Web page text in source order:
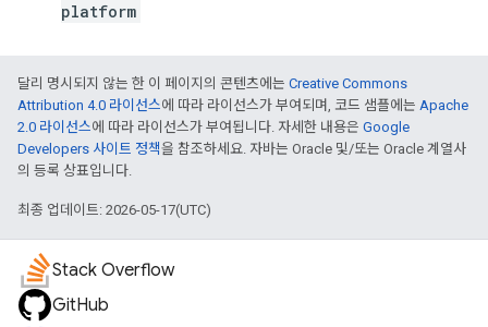
platform
달리 명시되지 않는 한 이 페이지의 콘텐츠에는 Creative Commons
Attribution 4.0 라이선스에 따라 라이선스가 부여되며, 코드 샘플에는 Apache
2.0 라이선스에 따라 라이선스가 부여됩니다. 자세한 내용은 Google
Developers 사이트 정책을 참조하세요. 자바는 Oracle 및/또는 Oracle 계열사
의 등록 상표입니다.
최종 업데이트: 2026-05-17(UTC)
Stack Overflow
GitHub